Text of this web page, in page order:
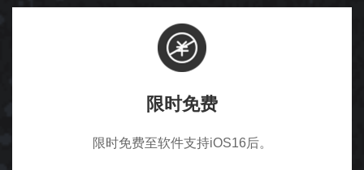
限时免费
限时免费至软件支持iOS16后。